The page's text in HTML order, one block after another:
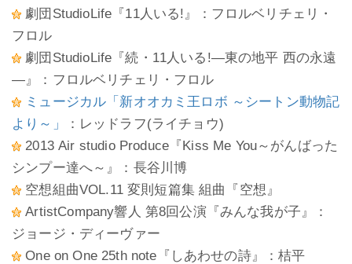
劇団StudioLife『11人いる!』：フロルベリチェリ・
フロル
劇団StudioLife『続・11人いる!―東の地平 西の永遠
―』：フロルベリチェリ・フロル
ミュージカル「新オオカミ王ロボ ～シートン動物記
より～」
：レッドラフ(ライチョウ)
2013 Air studio Produce『Kiss Me You～がんばった
シンプー達へ～』：長谷川博
空想組曲VOL.11 変則短篇集 組曲『空想』
ArtistCompany響人 第8回公演『みんな我が子』：
ジョージ・ディーヴァー
One on One 25th note『しあわせの詩』：桔平